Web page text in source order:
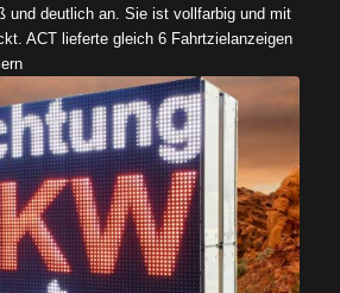
und deutlich an. Sie ist vollfarbig und mit
ACT lieferte gleich 6 Fahrtzielanzeigen